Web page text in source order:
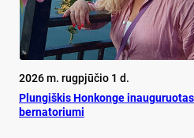
2026 m. rugpjūčio 1 d.
Plun­giš­kis Hon­kon­ge
ber­na­to­riu­mi